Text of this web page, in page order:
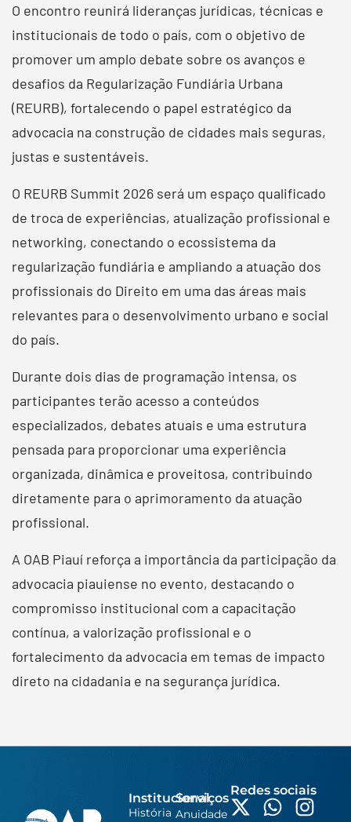
O encontro reunirá lideranças jurídicas, técnicas e
institucionais de todo o país, com o objetivo de
promover um amplo debate sobre os avanços e
desafios da Regularização Fundiária Urbana
(REURB), fortalecendo o papel estratégico da
advocacia na construção de cidades mais seguras,
justas e sustentáveis.
O REURB Summit 2026 será um espaço qualificado
de troca de experiências, atualização profissional e
networking, conectando o ecossistema da
regularização fundiária e ampliando a atuação dos
profissionais do Direito em uma das áreas mais
relevantes para o desenvolvimento urbano e social
do país.
Durante dois dias de programação intensa, os
participantes terão acesso a conteúdos
especializados, debates atuais e uma estrutura
pensada para proporcionar uma experiência
organizada, dinâmica e proveitosa, contribuindo
diretamente para o aprimoramento da atuação
profissional.
A OAB Piauí reforça a importância da participação da
advocacia piauiense no evento, destacando o
compromisso institucional com a capacitação
contínua, a valorização profissional e o
fortalecimento da advocacia em temas de impacto
direto na cidadania e na segurança jurídica.
Institucional
História
Serviços
Anuidade
Redes sociais